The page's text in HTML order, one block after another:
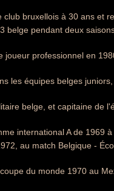
club bruxellois à 30 ans et
belge pendant deux
joueur professionnel en
les équipes belges juniors,
belge, et capitaine de
international A de 1969
au match Belgique -
du monde 1970 au